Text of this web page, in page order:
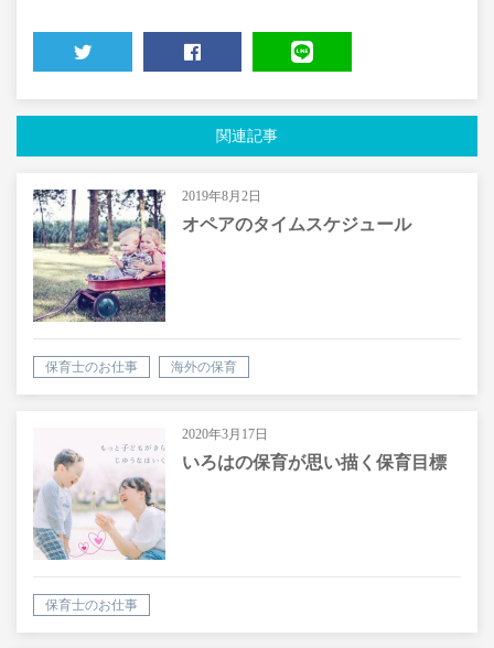
関連記事
2019年8月2日
オペアのタイムスケジュール
保育士のお仕事 海外の保育
2020年3月17日
いろはの保育が思い描く保育目標
保育士のお仕事